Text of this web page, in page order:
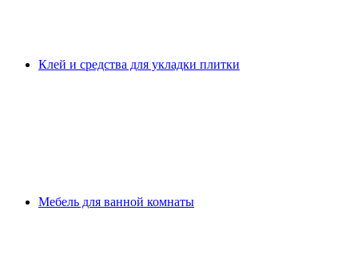
Клей и средства для укладки плитки
Мебель для ванной комнаты